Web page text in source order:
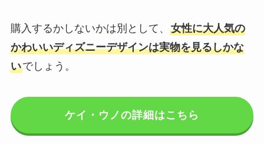
購入するかしないかは別として、 女性に大人気の
かわいいディズニーデザインは実物を見るしかな
いでしょう。
ケイ・ウノの詳細はこちら